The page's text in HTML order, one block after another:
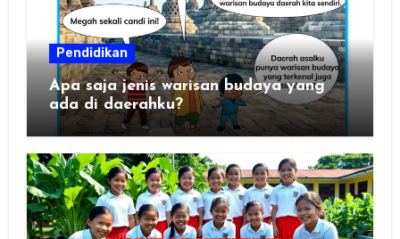
Pendidikan
Apa saja jenis warisan budaya yang
ada di daerahku?